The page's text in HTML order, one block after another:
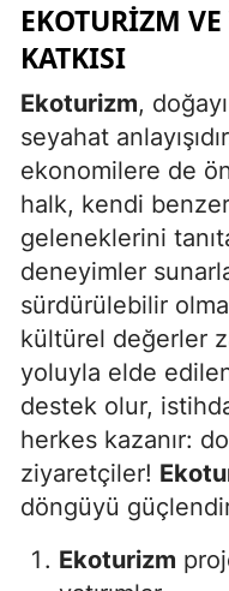
EKOTURIZM
KATKISI
Ekoturizm,
seyahat
ekonomilere de
halk, kendi
geleneklerini
deneyimler
sürdürülebilir
kültürel değerler
yoluyla elde
destek olur,
herkes kazanır:
ziyaretçiler!
döngüyü
Ekoturizm